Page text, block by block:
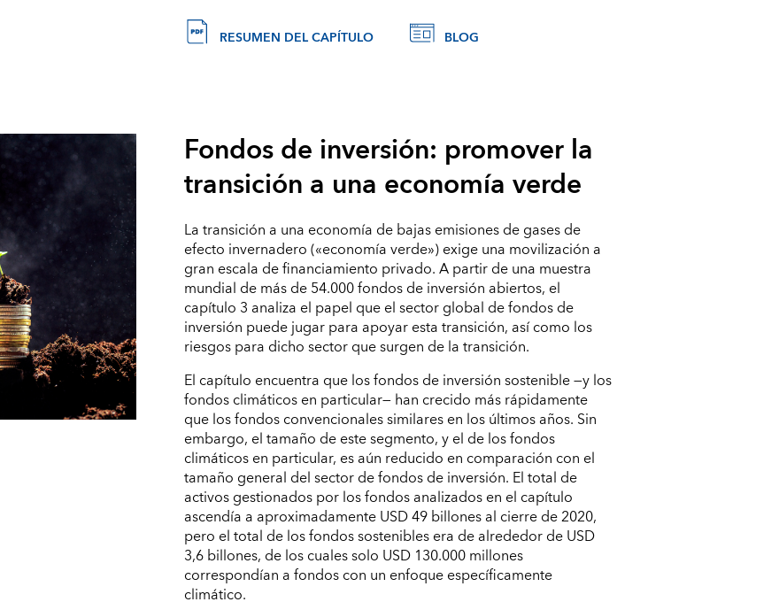
RESUMEN DEL CAPÍTULO BLOG
Fondos de inversión: promover la
transición a una economía verde
La transición a una economía de bajas emisiones de gases de
efecto invernadero («economía verde») exige una movilización a
gran escala de financiamiento privado. A partir de una muestra
mundial de más de 54.000 fondos de inversión abiertos, el
capítulo 3 analiza el papel que el sector global de fondos de
inversión puede jugar para apoyar esta transición, así como los
riesgos para dicho sector que surgen de la transición.
El capítulo encuentra que los fondos de inversión sostenible —y los
fondos climáticos en particular— han crecido más rápidamente
que los fondos convencionales similares en los últimos años. Sin
embargo, el tamaño de este segmento, y el de los fondos
climáticos en particular, es aún reducido en comparación con el
tamaño general del sector de fondos de inversión. El total de
activos gestionados por los fondos analizados en el capítulo
ascendía a aproximadamente USD 49 billones al cierre de 2020,
pero el total de los fondos sostenibles era de alrededor de USD
3,6 billones, de los cuales solo USD 130.000 millones
correspondían a fondos con un enfoque específicamente
climático.